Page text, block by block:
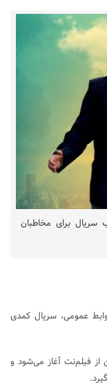
سریال برای مخاطبان
عمومی، سریال کمدی
۸ قسمت از دوشنبه ۴ فروردین از فیلم‌نت آغاز می‌شود و